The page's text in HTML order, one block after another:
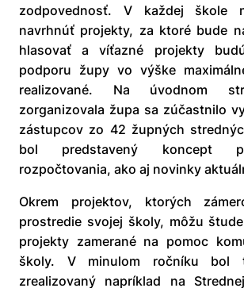
zodpovednosť. V každej škole
navrhnúť projekty, za ktoré bude
hlasovať a víťazné projekty
podporu župy vo výške
realizované. Na úvodnom
zorganizovala župa sa zúčastnilo
zástupcov zo 42 župných
bol predstavený koncept
rozpočtovania, ako aj novinky
Okrem projektov, ktorých
prostredie svojej školy, môžu
projekty zamerané na pomoc
školy. V minulom ročníku bol
zrealizovaný napríklad na